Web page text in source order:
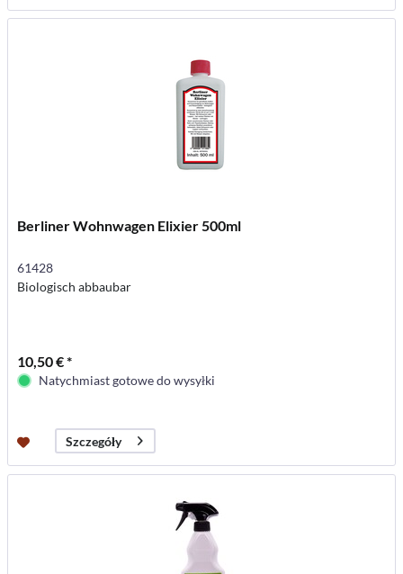
Berliner Wohnwagen Elixier 500ml
61428
Biologisch abbaubar
10,50 € *
Natychmiast gotowe do wysyłki
Szczegóły